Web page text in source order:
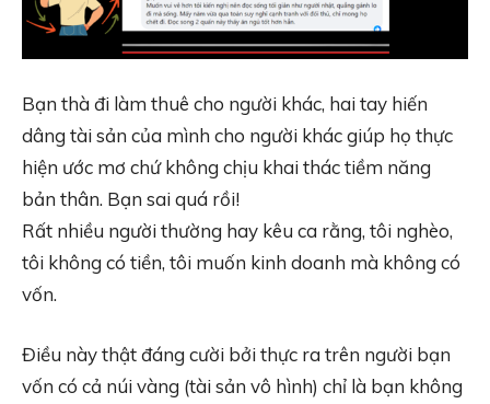
Bạn thà đi làm thuê cho người khác, hai tay hiến
dâng tài sản của mình cho người khác giúp họ thực
hiện ước mơ chứ không chịu khai thác tiềm năng
bản thân. Bạn sai quá rồi!
Rất nhiều người thường hay kêu ca rằng, tôi nghèo,
tôi không có tiền, tôi muốn kinh doanh mà không có
vốn.
Điều này thật đáng cười bởi thực ra trên người bạn
vốn có cả núi vàng (tài sản vô hình) chỉ là bạn không